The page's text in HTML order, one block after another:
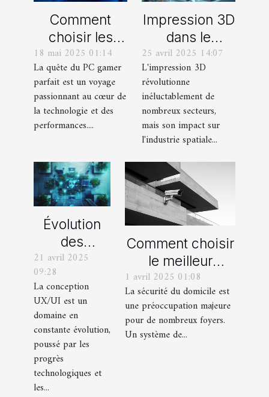
Comment
choisir les
composants
pour un
ordinateur
gamer sur
mesure
18 mai 2025 01:14
La quête du PC gamer
parfait est un voyage
passionnant au cœur de
la technologie et des
performances....
Impression 3D
dans le
secteur spatial
dernières
innovations et
projets
futuristes
25 avril 2025 14:07
L'impression 3D
révolutionne
inéluctablement de
nombreux secteurs,
mais son impact sur
l'industrie spatiale...
Évolution
des
méthodes
certification
en
conception
UX/UI
21 avril 2025
09:28
La conception
UX/UI est un
domaine en
constante évolution,
poussé par les
progrès
technologiques et
les...
Comment choisir
le meilleur
système de
vidéosurveillance
pour votre
domicile
1 avril 2025 01:08
La sécurité du domicile est
une préoccupation majeure
pour de nombreux foyers.
Un système de...